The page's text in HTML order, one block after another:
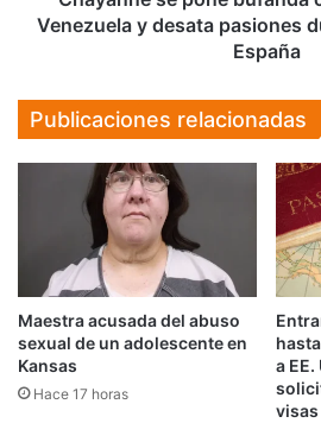
desata
en
España
Venezuela y desata pasiones
España
Publicaciones relacionadas
Maestra acusada del abuso
sexual de un adolescente en
Kansas
Hace 17 horas
a
visas